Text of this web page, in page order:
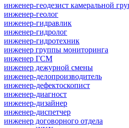
инженер-геодезист камеральной
инженер-геолог
инженер-гидравлик
инженер-гидролог
инженер-гидротехник
инженер группы мониторинга
инженер ГСМ
инженер дежурной смены
инженер-делопроизводитель
инженер-дефектоскопист
инженер-диагност
инженер-дизайнер
инженер-диспетчер
инженер договорного отдела